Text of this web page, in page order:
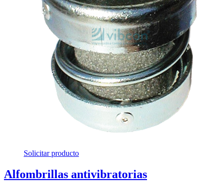
Solicitar producto
Alfombrillas antivibratorias